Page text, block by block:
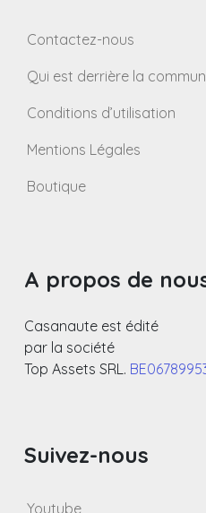
Contactez-nous
Qui est derrière la
Conditions d’utilisation
Mentions Légales
Boutique
A propos de
Casanaute est édité
par la société
Top Assets SRL.
Suivez-nous
Youtube